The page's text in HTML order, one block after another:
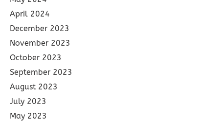
April 2024
December 2023
November 2023
October 2023
September 2023
August 2023
July 2023
May 2023